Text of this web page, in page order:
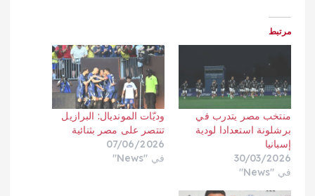
مرتبط
منتخب مصر يتدرب في
برشلونة استعدادا لودية
إسبانيا
30/03/2026
في "News"
وديّات المونديال: البرازيل
تنتصر على مصر بثنائية
07/06/2026
في "News"